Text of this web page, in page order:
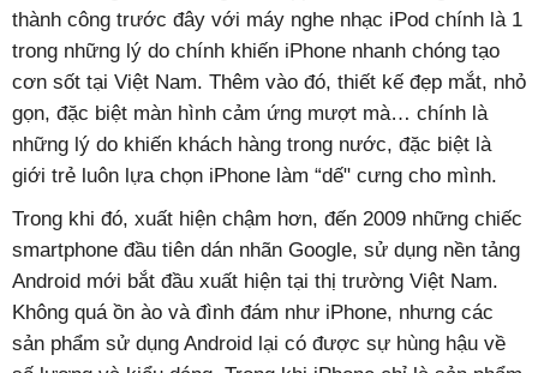
thành công trước đây với máy nghe nhạc iPod chính là 1
trong những lý do chính khiến iPhone nhanh chóng tạo
cơn sốt tại Việt Nam. Thêm vào đó, thiết kế đẹp mắt, nhỏ
gọn, đặc biệt màn hình cảm ứng mượt mà… chính là
những lý do khiến khách hàng trong nước, đặc biệt là
giới trẻ luôn lựa chọn iPhone làm “dế" cưng cho mình.
Trong khi đó, xuất hiện chậm hơn, đến 2009 những chiếc
smartphone đầu tiên dán nhãn Google, sử dụng nền tảng
Android mới bắt đầu xuất hiện tại thị trường Việt Nam.
Không quá ồn ào và đình đám như iPhone, nhưng các
sản phẩm sử dụng Android lại có được sự hùng hậu về